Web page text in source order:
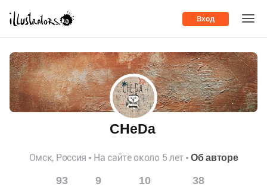
Вход
CHeDa
Омск, Россия На сайте около 5 лет Об авторе
93 9 10 38